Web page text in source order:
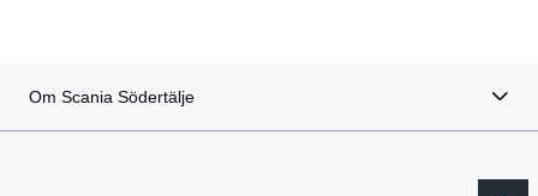
Om Scania Södertälje